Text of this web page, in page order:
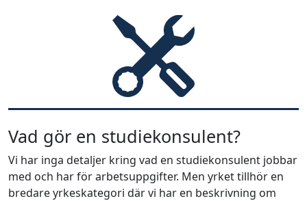
Vad gör en studiekonsulent?
Vi har inga detaljer kring vad en studiekonsulent jobbar
med och har för arbetsuppgifter. Men yrket tillhör en
bredare yrkeskategori där vi har en beskrivning om